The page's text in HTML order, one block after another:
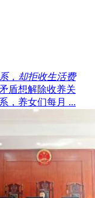
，却拒收生活费
盾想解除收养关
，养女们每月 ...